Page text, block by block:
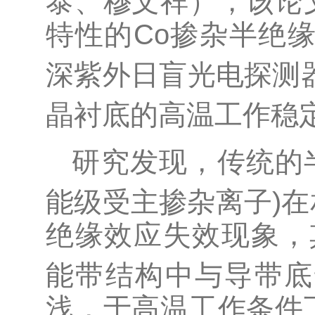
特性的Co掺杂半绝
深紫外日盲光电探测
晶衬底的高温工作稳
研究发现，传统的
能级受主掺杂离子)
绝缘效应失效现象
能带结构中与导带
浅，于高温工作条